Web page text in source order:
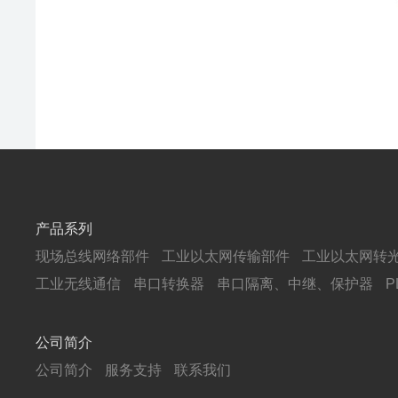
产品系列
现场总线网络部件
工业以太网传输部件
工业以太网转
工业无线通信
串口转换器 串口隔离、中继、保护器
公司简介
公司简介
服务支持 联系我们